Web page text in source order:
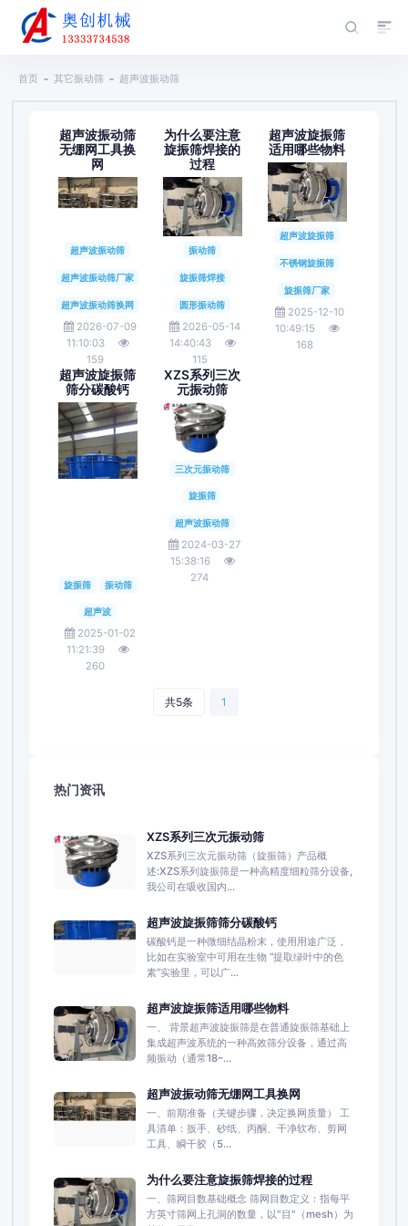
首页 其它振动筛 超声波振动筛
超声波振动筛
无绷网工具换
网
超声波振动筛
超声波振动筛厂家
超声波振动筛换网
2026-07-09
11:10:03
159
为什么要注意
旋振筛焊接的
过程
振动筛
旋振筛焊接
圆形振动筛
2026-05-14
14:40:43
115
超声波旋振筛
适用哪些物料
超声波旋振筛
不锈钢旋振筛
旋振筛厂家
2025-12-10
10:49:15
168
超声波旋振筛
筛分碳酸钙
旋振筛 振动筛
超声波
2025-01-02
11:21:39
260
XZS系列三次
元振动筛
三次元振动筛
旋振筛
超声波振动筛
2024-03-27
15:38:16
274
共5条 1
热门资讯
XZS系列三次元振动筛
XZS系列三次元振动筛（旋振筛）产品概
述:XZS系列旋振筛是一种高精度细粒筛分设备,
我公司在吸收国内...
超声波旋振筛筛分碳酸钙
碳酸钙是一种微细结晶粉末，使用用途广泛，
比如在实验室中可用在生物 “提取绿叶中的色
素”实验里，可以广...
超声波旋振筛适用哪些物料
一、 背景超声波旋振筛是在普通旋振筛基础上
集成超声波系统的一种高效筛分设备，通过高
频振动（通常18–...
超声波振动筛无绷网工具换网
一、前期准备（关键步骤，决定换网质量） 工
具清单：扳手、砂纸、丙酮、干净软布、剪网
工具、瞬干胶（5...
为什么要注意旋振筛焊接的过程
一、筛网目数基础概念 筛网目数定义：指每平
方英寸筛网上孔洞的数量，以"目"（mesh）为